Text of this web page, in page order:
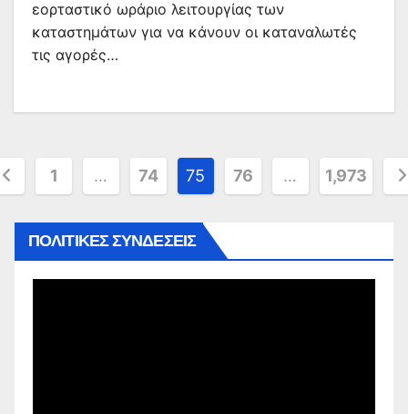
εορταστικό ωράριο λειτουργίας των
καταστημάτων για να κάνουν οι καταναλωτές
τις αγορές…
1 … 74 75 76 … 1,973
ΠΟΛΙΤΙΚΕΣ ΣΥΝΔΕΣΕΙΣ